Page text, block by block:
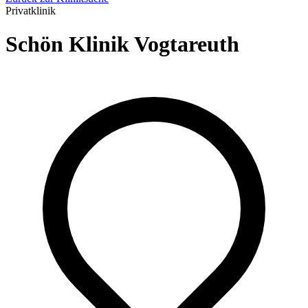
Privatklinik
Schön Klinik Vogtareuth